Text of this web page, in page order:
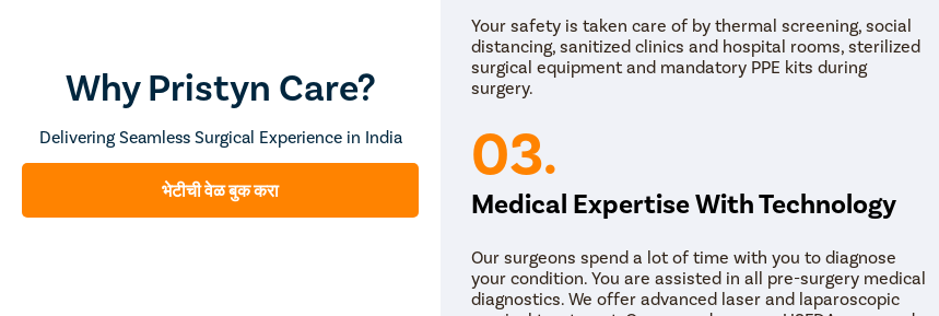
आकार बदलण्यासाठी/पुनर्रचना करण्यासाठी शस्त्रक्रिया
एकदा तुमचे निदान झाले की, तुमचा सर्जन तुम्हाला तुमच्या
एंडोस्कोपिक पद्धतीने किंवा उघडपणे केली जाऊ शकते.
Why Pristyn Care?
Delivering Seamless Surgical Experience in India
भेटीची वेळ बुक करा
Your safety is taken care of by thermal screening, social
distancing, sanitized clinics and hospital rooms, sterilized
surgical equipment and mandatory PPE kits during
surgery.
03.
Medical Expertise With Technology
Our surgeons spend a lot of time with you to diagnose
your condition. You are assisted in all pre-surgery medical
diagnostics. We offer advanced laser and laparoscopic